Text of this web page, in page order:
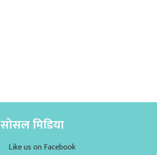
सोसल मिडिया
Like us on Facebook